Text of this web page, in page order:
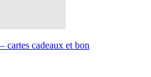
cartes cadeaux et bon